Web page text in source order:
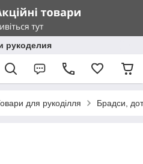
рукоделия
для рукоділля Брадси,